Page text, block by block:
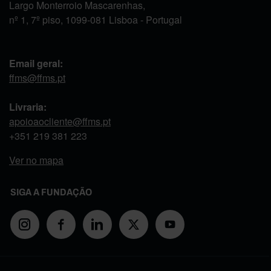
Largo Monterroio Mascarenhas,
nº 1, 7º piso, 1099-081 Lisboa - Portugal
Email geral:
ffms@ffms.pt
Livraria:
apoioaocliente@ffms.pt
+351 219 381 223
Ver no mapa
SIGA A FUNDAÇÃO